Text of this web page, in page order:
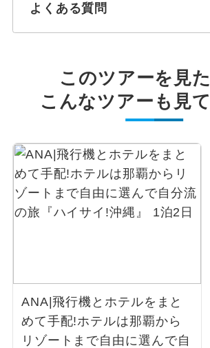
よくある質問
このツアーを見
こんなツアーも見
ANA|飛行機とホテルをまと
めて手配!ホテルは那覇から
リゾートまで自由に選んで自